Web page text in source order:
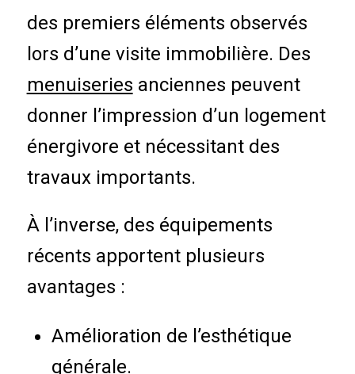
des premiers éléments observés
lors d’une visite immobilière. Des
menuiseries anciennes peuvent
donner l’impression d’un logement
énergivore et nécessitant des
travaux importants.
À l’inverse, des équipements
récents apportent plusieurs
avantages :
Amélioration de l’esthétique
générale.